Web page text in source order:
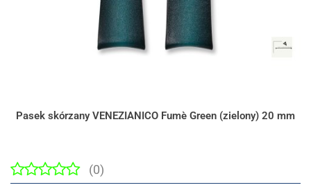
Pasek skórzany VENEZIANICO Fumè Green (zielony) 20 mm
(0)